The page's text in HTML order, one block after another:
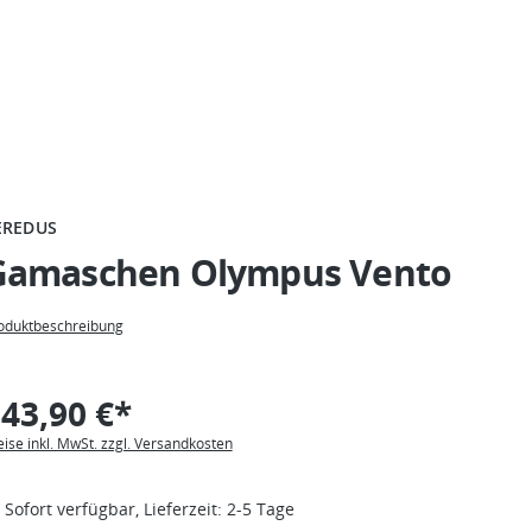
Olympus Vento
€*
inkl. MwSt. zzgl. Versandkosten
Sofort verfügbar, Lieferzeit: 2-5 Tage